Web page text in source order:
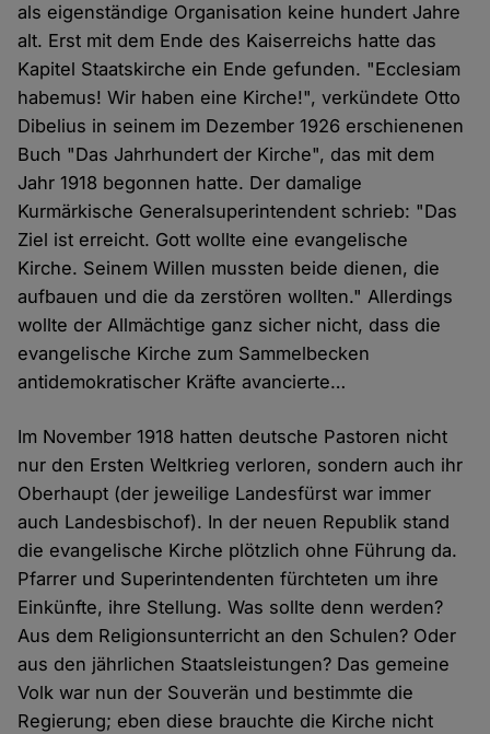
als eigenständige Organisation keine hundert Jahre
alt. Erst mit dem Ende des Kaiserreichs hatte das
Kapitel Staatskirche ein Ende gefunden. "Ecclesiam
habemus! Wir haben eine Kirche!", verkündete Otto
Dibelius in seinem im Dezember 1926 erschienenen
Buch "Das Jahrhundert der Kirche", das mit dem
Jahr 1918 begonnen hatte. Der damalige
Kurmärkische Generalsuperintendent schrieb: "Das
Ziel ist erreicht. Gott wollte eine evangelische
Kirche. Seinem Willen mussten beide dienen, die
aufbauen und die da zerstören wollten." Allerdings
wollte der Allmächtige ganz sicher nicht, dass die
evangelische Kirche zum Sammelbecken
antidemokratischer Kräfte avancierte…
Im November 1918 hatten deutsche Pastoren nicht
nur den Ersten Weltkrieg verloren, sondern auch ihr
Oberhaupt (der jeweilige Landesfürst war immer
auch Landesbischof). In der neuen Republik stand
die evangelische Kirche plötzlich ohne Führung da.
Pfarrer und Superintendenten fürchteten um ihre
Einkünfte, ihre Stellung. Was sollte denn werden?
Aus dem Religionsunterricht an den Schulen? Oder
aus den jährlichen Staatsleistungen? Das gemeine
Volk war nun der Souverän und bestimmte die
Regierung; eben diese brauchte die Kirche nicht